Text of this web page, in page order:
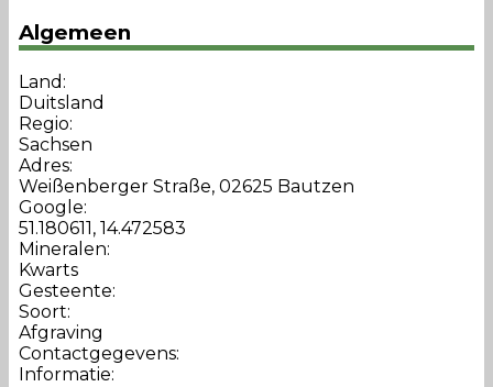
Algemeen
Land:
Duitsland
Regio:
Sachsen
Adres:
Weißenberger Straße, 02625 Bautzen
Google:
51.180611, 14.472583
Mineralen:
Kwarts
Gesteente:
Soort:
Afgraving
Contactgegevens:
Informatie: